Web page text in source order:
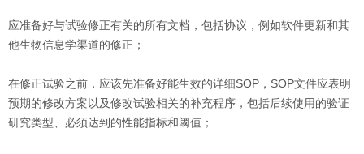
应准备好与试验修正有关的所有文档，包括协议，例如软件更新和其
他生物信息学渠道的修正；
在修正试验之前，应该先准备好能生效的详细SOP，SOP文件应表明
预期的修改方案以及修改试验相关的补充程序，包括后续使用的验证
研究类型、必须达到的性能指标和阈值；